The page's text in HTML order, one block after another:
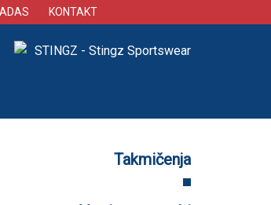
ADAS KONTAKT
Takmičenja